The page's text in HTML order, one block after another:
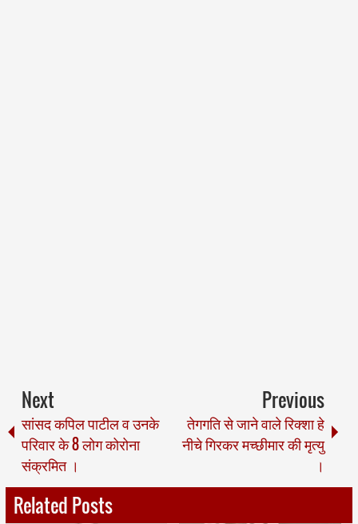
Next
सांसद कपिल पाटील व उनके
परिवार के 8 लोग कोरोना
संक्रमित ।
Previous
तेगगति से जाने वाले रिक्शा हे
नीचे गिरकर मच्छीमार की मृत्यु
।
Related Posts